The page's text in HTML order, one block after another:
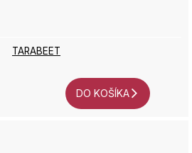
TARABEET
DO KOŠÍKA